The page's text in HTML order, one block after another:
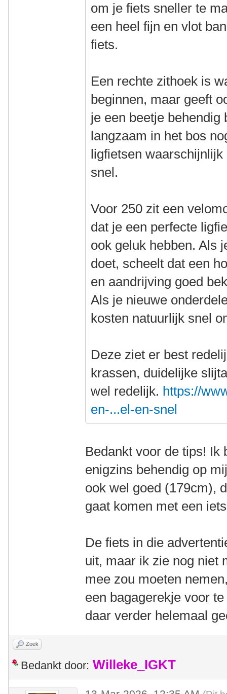
om je fiets sneller te
een heel fijn en vlot
fiets.
Een rechte zithoek is
beginnen, maar geeft
je een beetje
langzaam in het bos
ligfietsen
snel.
Voor 250 zit een
dat je een perfecte
ook geluk hebben. Als
doet, scheelt dat een
en aandrijving goed
Als je nieuwe
kosten natuurlijk snel
Deze ziet er best
krassen, duidelijke
wel redelijk. https://
en-...el-en-snel
Bedankt voor de tips! Ik
enigzins behendig op
ook wel goed (179cm),
gaat komen met een
De fiets in die
uit, maar ik zie nog niet
mee zou moeten
een bagagerekje voor
daar verder helemaal
Zoek
Bedankt door: Willeke_IGKT